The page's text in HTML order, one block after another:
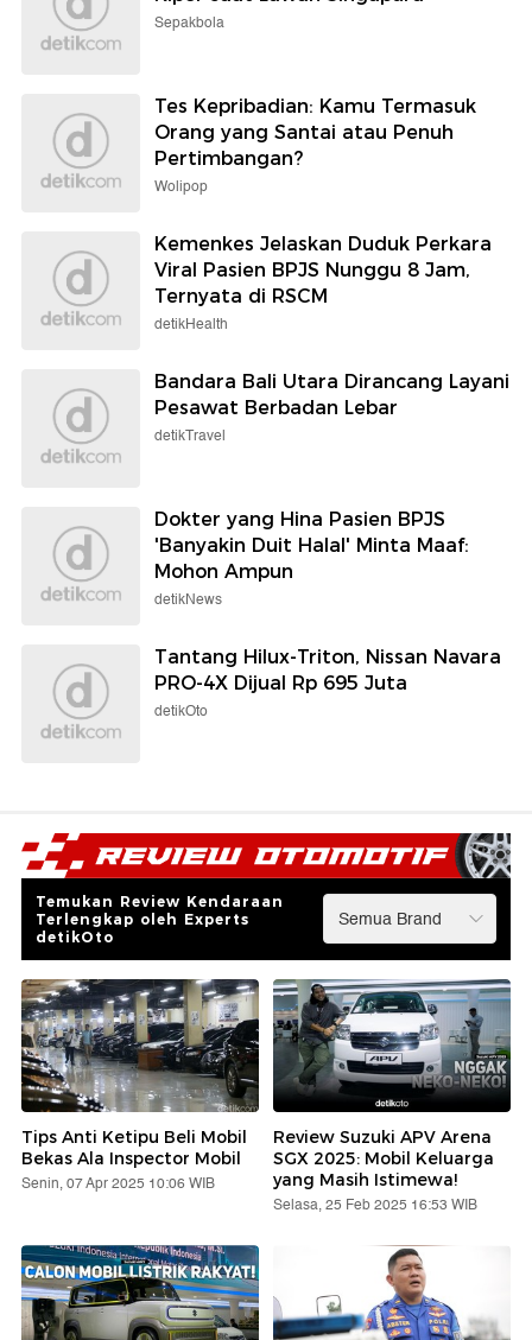
Sepakbola
Tes Kepribadian: Kamu Termasuk
Orang yang Santai atau Penuh
Pertimbangan?
Wolipop
Kemenkes Jelaskan Duduk Perkara
Viral Pasien BPJS Nunggu 8 Jam,
Ternyata di RSCM
detikHealth
Bandara Bali Utara Dirancang Layani
Pesawat Berbadan Lebar
detikTravel
Dokter yang Hina Pasien BPJS
'Banyakin Duit Halal' Minta Maaf:
Mohon Ampun
detikNews
Tantang Hilux-Triton, Nissan Navara
PRO-4X Dijual Rp 695 Juta
detikOto
Temukan Review Kendaraan
Terlengkap oleh Experts
detikOto
Tips Anti Ketipu Beli Mobil
Bekas Ala Inspector Mobil
Senin, 07 Apr 2025 10:06 WIB
Review Suzuki APV Arena
SGX 2025: Mobil Keluarga
yang Masih Istimewa!
Selasa, 25 Feb 2025 16:53 WIB